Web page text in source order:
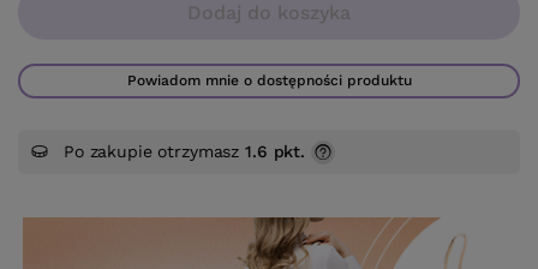
Dodaj do koszyka
Powiadom mnie o dostępności produktu
Po zakupie otrzymasz1.6 pkt.